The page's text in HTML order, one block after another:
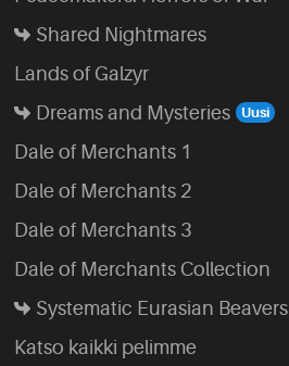
Shared Nightmares
Lands of Galzyr
Dreams and Mysteries
Dale of Merchants 1
Dale of Merchants 2
Dale of Merchants 3
Dale of Merchants Collection
Systematic Eurasian Beavers
Katso kaikki pelimme